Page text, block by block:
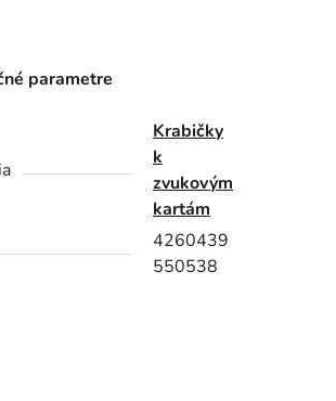
parametre
Krabičky
k
zvukovým
kartám
4260439
550538